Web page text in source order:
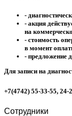
-
- акция
на
- стоимость
в момент
- предложение
Для записи на
+7(4742) 55-33-55, 24-
Сотрудники